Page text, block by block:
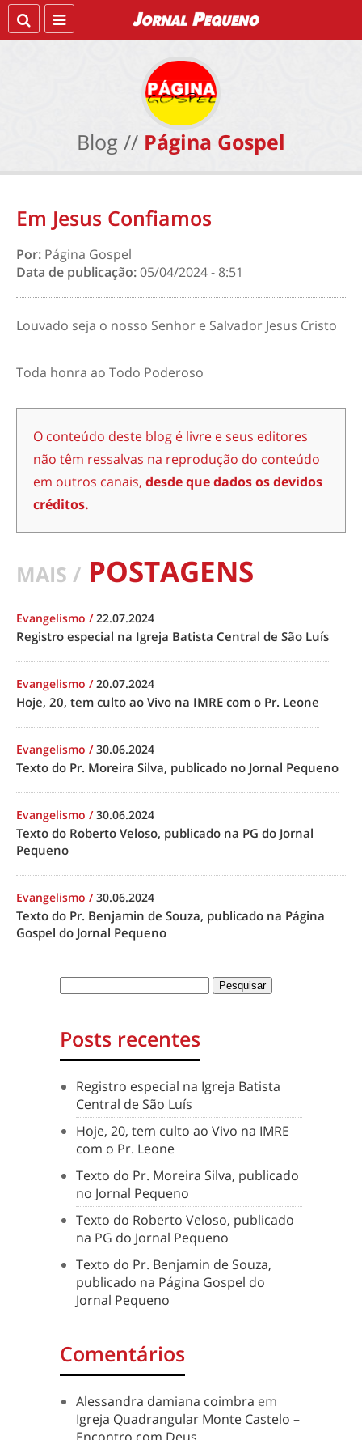
Blog // Página Gospel
Em Jesus Confiamos
Por: Página Gospel
Data de publicação:05/04/2024 - 8:51
Louvado seja o nosso Senhor e Salvador Jesus Cristo
Toda honra ao Todo Poderoso
O conteúdo deste blog é livre e seus editores
não têm ressalvas na reprodução do conteúdo
em outros canais, desde que dados os devidos
créditos.
MAIS / POSTAGENS
Evangelismo /22.07.2024
Registro especial na Igreja Batista Central de São Luís
Evangelismo /20.07.2024
Hoje, 20, tem culto ao Vivo na IMRE com o Pr. Leone
Evangelismo /30.06.2024
Texto do Pr. Moreira Silva, publicado no Jornal Pequeno
Evangelismo /30.06.2024
Texto do Roberto Veloso, publicado na PG do Jornal
Pequeno
Evangelismo /30.06.2024
Texto do Pr. Benjamin de Souza, publicado na Página
Gospel do Jornal Pequeno
Posts recentes
Registro especial na Igreja Batista
Central de São Luís
Hoje, 20, tem culto ao Vivo na IMRE
com o Pr. Leone
Texto do Pr. Moreira Silva, publicado
no Jornal Pequeno
Texto do Roberto Veloso, publicado
na PG do Jornal Pequeno
Texto do Pr. Benjamin de Souza,
publicado na Página Gospel do
Jornal Pequeno
Comentários
Alessandra damiana coimbra em
Igreja Quadrangular Monte Castelo –